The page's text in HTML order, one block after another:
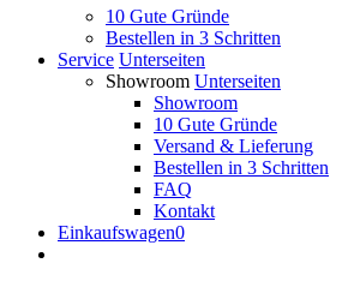
10 Gute Gründe
Bestellen in 3 Schritten
Service Unterseiten
Showroom Unterseiten
Showroom
10 Gute Gründe
Versand & Lieferung
Bestellen in 3 Schritten
FAQ
Kontakt
Einkaufswagen0